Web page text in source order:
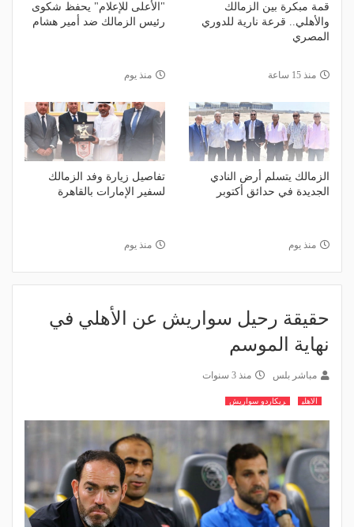
قمة مبكرة بين الزمالك
والأهلي.. قرعة نارية للدوري
المصري
منذ 15 ساعة
"الأعلى للإعلام" يحفظ شكوى
رئيس الزمالك ضد أمير هشام
منذ يوم
الزمالك يتسلم أرض النادي
الجديدة في حدائق أكتوبر
منذ يوم
تفاصيل زيارة وفد الزمالك
لسفير الإمارات بالقاهرة
منذ يوم
حقيقة رحيل سواريش عن الأهلي في
نهاية الموسم
مباشر بلس منذ 3 سنوات
الاهلي ريكاردو سواريش